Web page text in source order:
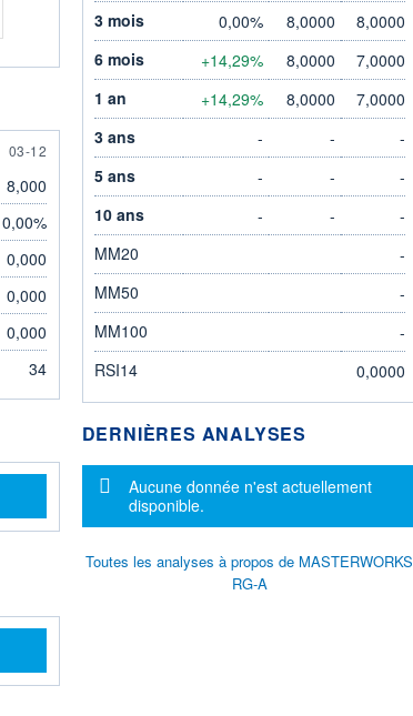
3 DECEMBER
03-12
8,000
0,00%
0,000
0,000
0,000
34
3 mois
0,00% 8,0000
8,0000
6 mois
+14,29% 8,0000
7,0000
1 an
+14,29% 8,0000
7,0000
3 ans
- -
-
5 ans
- -
-
10 ans
- -
-
MM20
-
MM50
-
MM100
-
RSI14
0,0000
DERNIÈRES ANALYSES
Message d'information
Aucune donnée n'est actuellement
disponible.
Toutes les analyses à propos de MASTERWORKS
RG-A